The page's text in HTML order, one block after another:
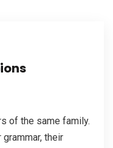
of the same family.
their